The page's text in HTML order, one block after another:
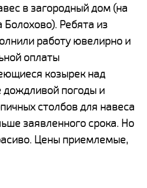
в загородный дом (на
Ребята из
работу ювелирно и
оплаты
козырек над
дождливой погоды и
столбов для навеса
заявленного срока. Но
Цены приемлемые,